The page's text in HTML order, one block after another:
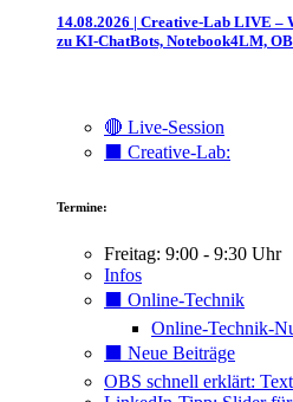
14.08.2026 | Creative-Lab LIVE –
zu KI-ChatBots, Notebook4LM,
🔴 Live-Session
⬛️ Creative-Lab:
Termine:
Freitag: 9:00 - 9:30 Uhr
Infos
⬛️ Online-Technik
Online-Technik-
⬛️ Neue Beiträge
OBS schnell erklärt: